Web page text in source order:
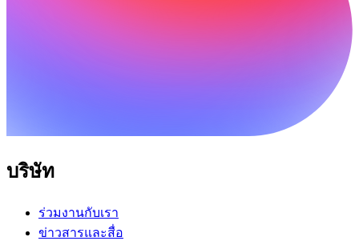
บริษัท
ร่วมงานกับเรา
ข่าวสารและสื่อ